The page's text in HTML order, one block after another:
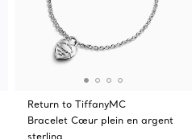
Return to TiffanyMC
Bracelet Cœur plein en argent
sterling